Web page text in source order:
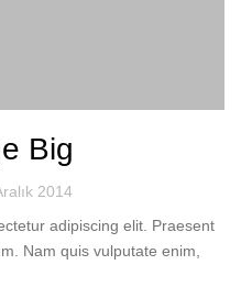
Big
2014
adipiscing elit. Praesent
Nam quis vulputate enim,